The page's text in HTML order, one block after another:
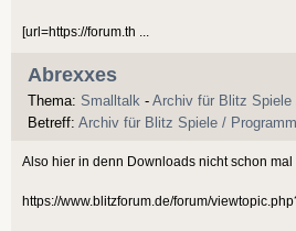
[url=https://forum.th ...
Abrexxes
Thema: Smalltalk - Archiv für Blitz Spiele
Betreff: Archiv für Blitz Spiele /
Also hier in denn Downloads nicht schon
https://www.blitzforum.de/forum/